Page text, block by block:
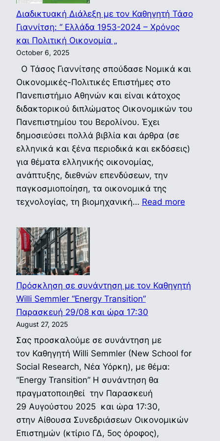
Διαδικτυακή Διάλεξη με τον Καθηγητή Τάσο
Γιαννίτση: “ Ελλάδα 1953-2024 – Χρόνος
και Πολιτική Οικονομία „
October 6, 2025
Ο Τάσος Γιαννίτσης σπούδασε Νομικά και
Οικονομικές-Πολιτικές Επιστήμες στο
Πανεπιστήμιο Αθηνών και είναι κάτοχος
διδακτορικού διπλώματος Οικονομικών του
Πανεπιστημίου του Βερολίνου. Έχει
δημοσιεύσει πολλά βιβλία και άρθρα (σε
ελληνικά και ξένα περιοδικά και εκδόσεις)
για θέματα ελληνικής οικονομίας,
ανάπτυξης, διεθνών επενδύσεων, την
παγκοσμιοποίηση, τα οικονομικά της
τεχνολογίας, τη βιομηχανική… Read more:
Τάσο
Πρόσκληση σε συνάντηση με τον Καθηγητή
Willi Semmler “Energy Transition”
Παρασκευή 29/08 και ώρα 17:30
August 27, 2025
Σας προσκαλούμε σε συνάντηση με
τον Καθηγητή Willi Semmler (New School for
Social Research, Νέα Υόρκη), με θέμα:
“Energy Transition” Η συνάντηση θα
πραγματοποιηθεί την Παρασκευή
29 Αυγούστου 2025 και ώρα 17:30,
στην Αίθουσα Συνεδριάσεων Οικονομικών
Επιστημών (κτίριο ΓΔ, 5ος όροφος),